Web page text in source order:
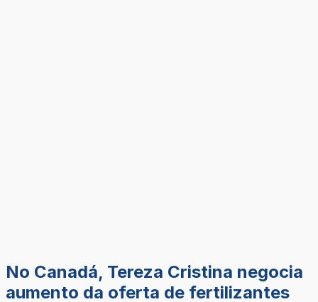
No Canadá, Tereza Cristina negocia
aumento da oferta de fertilizantes